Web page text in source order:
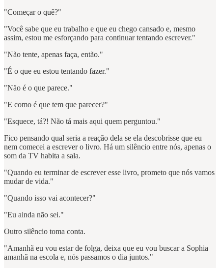
"Começar o quê?"
"Você sabe que eu trabalho e que eu chego cansado e, mesmo
assim, estou me esforçando para continuar tentando escrever."
"Não tente, apenas faça, então."
"É o que eu estou tentando fazer."
"Não é o que parece."
"E como é que tem que parecer?"
"Esquece, tá?! Não tá mais aqui quem perguntou."
Fico pensando qual seria a reação dela se ela descobrisse que eu
nem comecei a escrever o livro. Há um silêncio entre nós, apenas o
som da TV habita a sala.
"Quando eu terminar de escrever esse livro, prometo que nós vamos
mudar de vida."
"Quando isso vai acontecer?"
"Eu ainda não sei."
Outro silêncio toma conta.
"Amanhã eu vou estar de folga, deixa que eu vou buscar a Sophia
amanhã na escola e, nós passamos o dia juntos."